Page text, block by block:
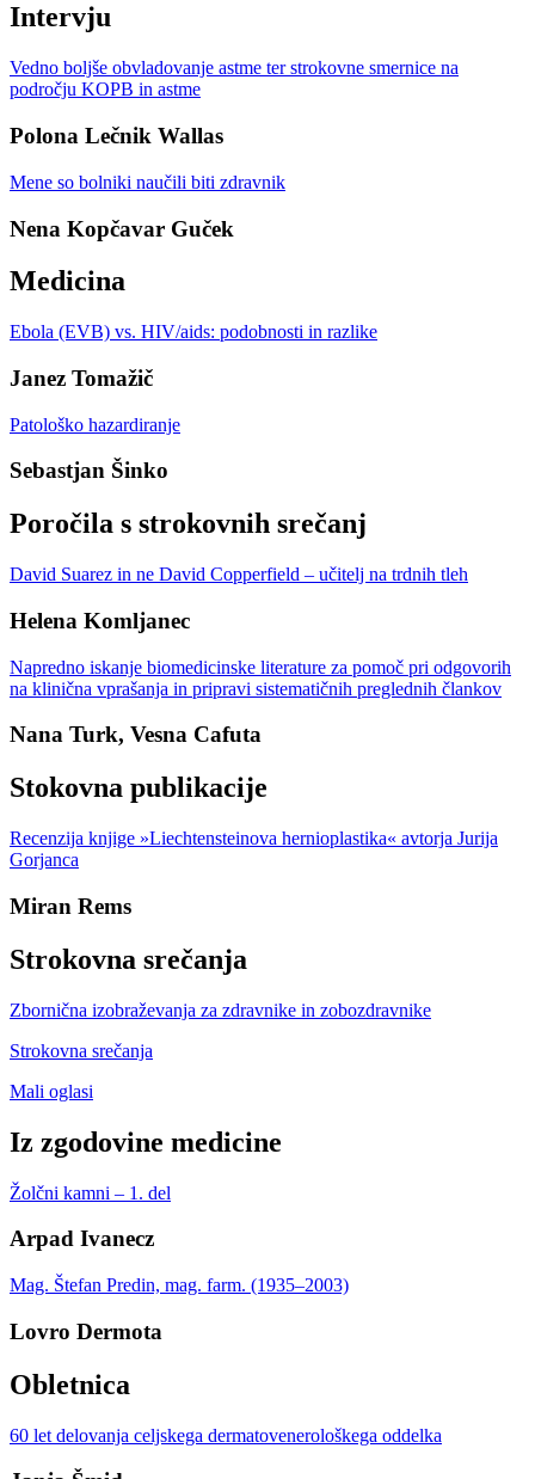
Intervju
Vedno boljše obvladovanje astme ter strokovne smernice na
področju KOPB in astme
Polona Lečnik Wallas
Mene so bolniki naučili biti zdravnik
Nena Kopčavar Guček
Medicina
Ebola (EVB) vs. HIV/aids: podobnosti in razlike
Janez Tomažič
Patološko hazardiranje
Sebastjan Šinko
Poročila s strokovnih srečanj
David Suarez in ne David Copperfield – učitelj na trdnih tleh
Helena Komljanec
Napredno iskanje biomedicinske literature za pomoč pri odgovorih
na klinična vprašanja in pripravi sistematičnih preglednih člankov
Nana Turk, Vesna Cafuta
Stokovna publikacije
Recenzija knjige »Liechtensteinova hernioplastika« avtorja Jurija
Gorjanca
Miran Rems
Strokovna srečanja
Zbornična izobraževanja za zdravnike in zobozdravnike
Strokovna srečanja
Mali oglasi
Iz zgodovine medicine
Žolčni kamni – 1. del
Arpad Ivanecz
Mag. Štefan Predin, mag. farm. (1935–2003)
Lovro Dermota
Obletnica
60 let delovanja celjskega dermatovenerološkega oddelka